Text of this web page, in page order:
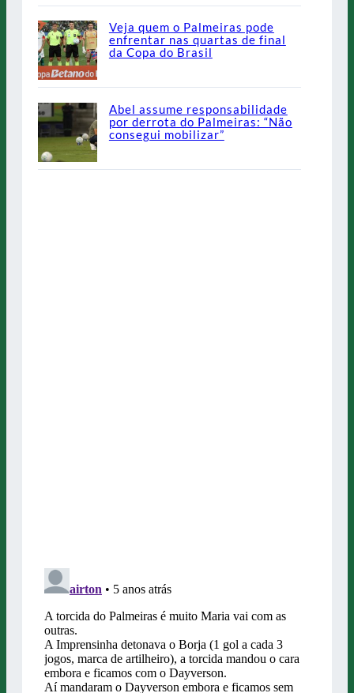
Veja quem o Palmeiras pode
enfrentar nas quartas de final
da Copa do Brasil
Abel assume responsabilidade
por derrota do Palmeiras: “Não
consegui mobilizar”